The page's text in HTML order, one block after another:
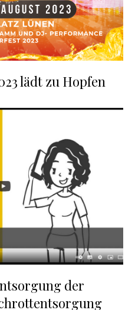
lädt zu Hopfen
der